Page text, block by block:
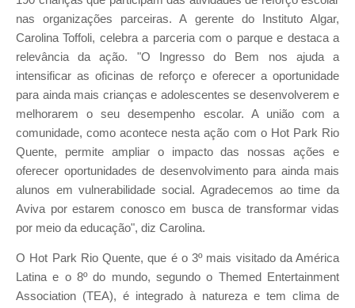
nas organizações parceiras. A gerente do Instituto Algar,
Carolina Toffoli, celebra a parceria com o parque e destaca a
relevância da ação. "O Ingresso do Bem nos ajuda a
intensificar as oficinas de reforço e oferecer a oportunidade
para ainda mais crianças e adolescentes se desenvolverem e
melhorarem o seu desempenho escolar. A união com a
comunidade, como acontece nesta ação com o Hot Park Rio
Quente, permite ampliar o impacto das nossas ações e
oferecer oportunidades de desenvolvimento para ainda mais
alunos em vulnerabilidade social. Agradecemos ao time da
Aviva por estarem conosco em busca de transformar vidas
por meio da educação", diz Carolina.
O Hot Park Rio Quente, que é o 3º mais visitado da América
Latina e o 8º do mundo, segundo o Themed Entertainment
Association (TEA), é integrado à natureza e tem clima de